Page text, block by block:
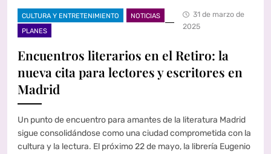
CULTURA Y ENTRETENIMIENTO
NOTICIAS
PLANES
31 de marzo de
2025
Encuentros literarios en el Retiro: la
nueva cita para lectores y escritores en
Madrid
Un punto de encuentro para amantes de la literatura Madrid
sigue consolidándose como una ciudad comprometida con la
cultura y la lectura. El próximo 22 de mayo, la librería Eugenio